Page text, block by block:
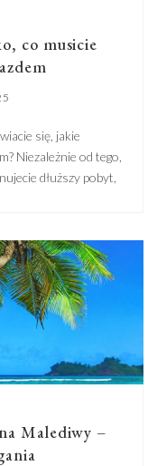
co musicie
się, jakie
Niezależnie od tego,
dłuższy pobyt,
pobytu oraz
Malediwy –